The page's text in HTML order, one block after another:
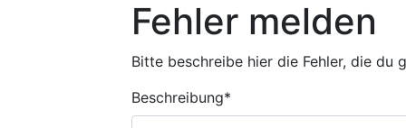
Fehler melden
Bitte beschreibe hier die Fehler, die du
Beschreibung*